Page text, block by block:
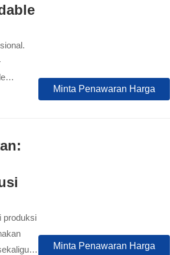
Minta Penawaran Harga
produksi
Minta Penawaran Harga